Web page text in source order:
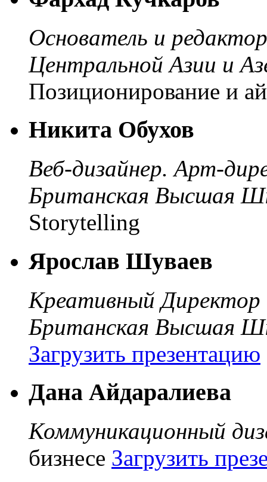
Основатель и
Центральной Азии и
Позиционирование и
Никита Обухов
Веб-дизайнер. Арт-
Британская Высшая
Storytelling
Ярослав Шуваев
Креативный Директор
Британская Высшая
Загрузить презентацию
Дана Айдаралиева
Коммуникационный
бизнесе Загрузить